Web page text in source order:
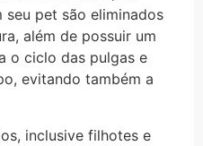
seu pet são eliminados
além de possuir um
o ciclo das pulgas e
evitando também a
inclusive filhotes e